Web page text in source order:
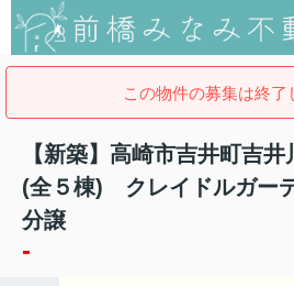
この物件の募集は終了
【新築】高崎市吉井町吉
(全５棟) クレイドルガー
分譲
-